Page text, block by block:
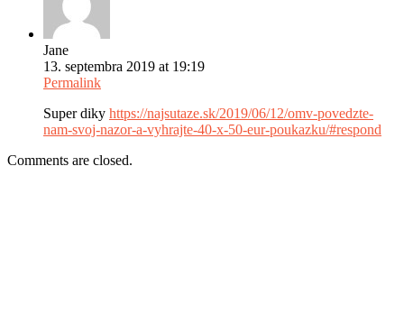
Jane
13. septembra 2019 at 19:19
Permalink
Super diky https://najsutaze.sk/2019/06/12/omv-povedzte-
nam-svoj-nazor-a-vyhrajte-40-x-50-eur-poukazku/#respond
Comments are closed.